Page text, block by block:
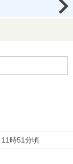
時51分頃